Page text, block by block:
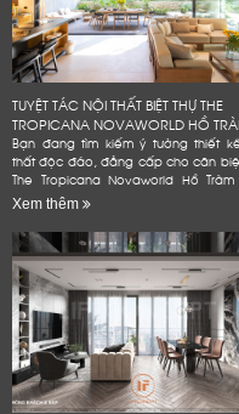
TUYỆT TÁC NỘI THẤT BIỆT THỰ THE
TROPICANA NOVAWORLD HỒ
Bạn đang tìm kiếm ý tưởng thiết
thất độc đáo, đẳng cấp cho căn
The Tropicana Novaworld Hồ
mình? Hãy để Lifeconcept đồng
cùng bạn! Chúng tôi không...
Xem thêm